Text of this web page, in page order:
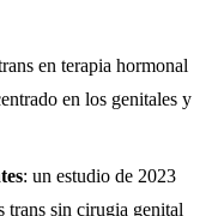
en terapia hormonal
en los genitales y
: un estudio de 2023
trans sin cirugia genital